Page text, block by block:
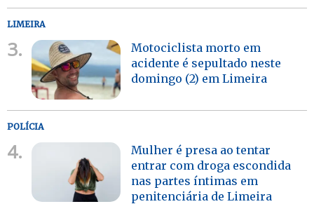
LIMEIRA
3.
Motociclista morto em
acidente é sepultado neste
domingo (2) em Limeira
POLÍCIA
4.
Mulher é presa ao tentar
entrar com droga escondida
nas partes íntimas em
penitenciária de Limeira